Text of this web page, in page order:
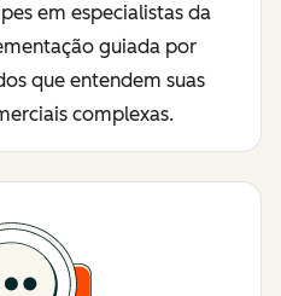
em especialistas da
guiada por
que entendem suas
complexas.